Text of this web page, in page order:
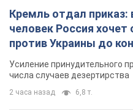
Кремль отдал приказ:
человек Россия хочет
против Украины до
Усиление принудительного
числа случаев дезертирства
2 часа назад 6,8 т.